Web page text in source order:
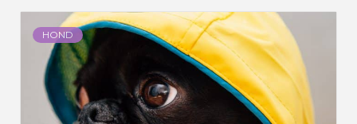
HOND